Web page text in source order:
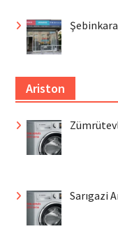
Ariston
Sarıgazi